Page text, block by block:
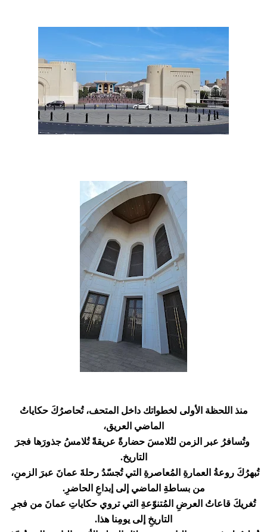
منذ اللحظة الأولى لخطواتك داخل المتحف، تُحاصرُكَ حكاياتُ
الماضي العريق،
وتُسافرُ عبر الزمن لتُلامسَ حضارةً عريقةً تُلامسُ جذورَها فجرَ
التاريخ.
تُبهرُكَ روعةُ العمارةِ المُعاصرةِ التي تُجسّدُ رحلةَ عمانَ عبرَ الزمنِ،
من بساطةِ الماضي إلى إبداعِ الحاضرِ.
تُغريكَ قاعاتُ العرضِ المُتنوّعةِ التي تروي حكاياتِ عمانَ من فجرِ
التاريخِ إلى يومِنا هذا.